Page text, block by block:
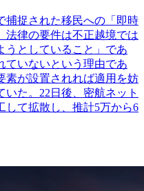
捕捉された移民への「即時
法律の要件は不正越境では
うとしていること」であ
ていないという理由であ
素が設置されれば適用を妨
た。22日後、密航ネット
して拡散し、推計5万から6